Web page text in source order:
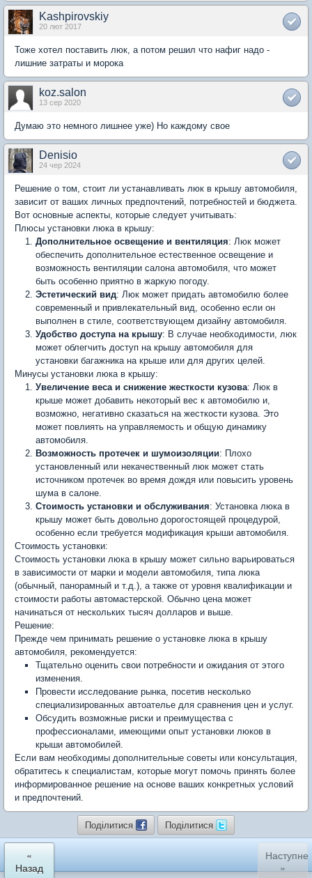
Kashpirovskiy
20 лют 2017
Тоже хотел поставить люк, а потом решил что нафиг надо -
лишние затраты и морока
koz.salon
13 сер 2020
Думаю это немного лишнее уже) Но каждому свое
Denisio
24 чер 2024
Решение о том, стоит ли устанавливать люк в крышу автомобиля,
зависит от ваших личных предпочтений, потребностей и бюджета.
Вот основные аспекты, которые следует учитывать:
Плюсы установки люка в крышу:
Дополнительное освещение и вентиляция: Люк может
обеспечить дополнительное естественное освещение и
возможность вентиляции салона автомобиля, что может
быть особенно приятно в жаркую погоду.
Эстетический вид: Люк может придать автомобилю более
современный и привлекательный вид, особенно если он
выполнен в стиле, соответствующем дизайну автомобиля.
Удобство доступа на крышу: В случае необходимости, люк
может облегчить доступ на крышу автомобиля для
установки багажника на крыше или для других целей.
Минусы установки люка в крышу:
Увеличение веса и снижение жесткости кузова: Люк в
крыше может добавить некоторый вес к автомобилю и,
возможно, негативно сказаться на жесткости кузова. Это
может повлиять на управляемость и общую динамику
автомобиля.
Возможность протечек и шумоизоляции: Плохо
установленный или некачественный люк может стать
источником протечек во время дождя или повысить уровень
шума в салоне.
Стоимость установки и обслуживания: Установка люка в
крышу может быть довольно дорогостоящей процедурой,
особенно если требуется модификация крыши автомобиля.
Стоимость установки:
Стоимость установки люка в крышу может сильно варьироваться
в зависимости от марки и модели автомобиля, типа люка
(обычный, панорамный и т.д.), а также от уровня квалификации и
стоимости работы автомастерской. Обычно цена может
начинаться от нескольких тысяч долларов и выше.
Решение:
Прежде чем принимать решение о установке люка в крышу
автомобиля, рекомендуется:
Тщательно оценить свои потребности и ожидания от этого
изменения.
Провести исследование рынка, посетив несколько
специализированных автоателье для сравнения цен и услуг.
Обсудить возможные риски и преимущества с
профессионалами, имеющими опыт установки люков в
крыши автомобилей.
Если вам необходимы дополнительные советы или консультация,
обратитесь к специалистам, которые могут помочь принять более
информированное решение на основе ваших конкретных условий
и предпочтений.
Поділитися Поділитися
«
Назад
Наступне
»